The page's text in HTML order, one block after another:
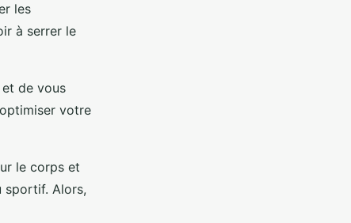
les
à serrer le
et de vous
votre
le corps et
sportif. Alors,